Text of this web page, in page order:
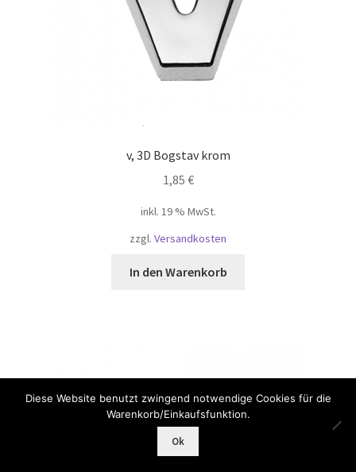
v, 3D Bogstav krom
1,85 €
inkl. 19 % MwSt.
zzgl. Versandkosten
In den Warenkorb
Diese Website benutzt zwingend notwendige Cookies für die
Warenkorb/Einkaufsfunktion.
Ok